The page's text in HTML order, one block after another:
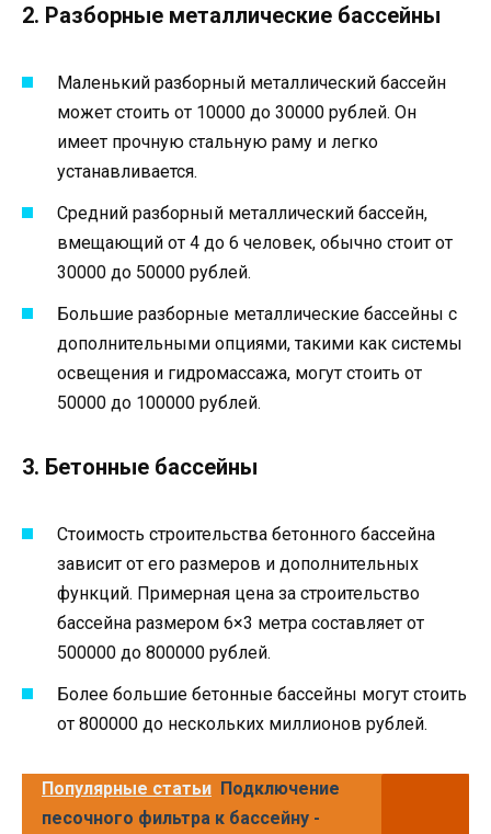
2. Разборные металлические бассейны
Маленький разборный металлический бассейн
может стоить от 10000 до 30000 рублей. Он
имеет прочную стальную раму и легко
устанавливается.
Средний разборный металлический бассейн,
вмещающий от 4 до 6 человек, обычно стоит от
30000 до 50000 рублей.
Большие разборные металлические бассейны с
дополнительными опциями, такими как системы
освещения и гидромассажа, могут стоить от
50000 до 100000 рублей.
3. Бетонные бассейны
Стоимость строительства бетонного бассейна
зависит от его размеров и дополнительных
функций. Примерная цена за строительство
бассейна размером 6×3 метра составляет от
500000 до 800000 рублей.
Более большие бетонные бассейны могут стоить
от 800000 до нескольких миллионов рублей.
Популярные статьи Подключение
песочного фильтра к бассейну -